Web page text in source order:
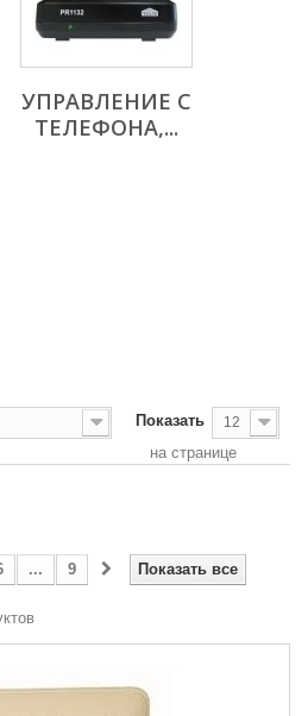
УПРАВЛЕНИЕ С
ТЕЛЕФОНА,...
Показать 12
на странице
Показать все
... 9